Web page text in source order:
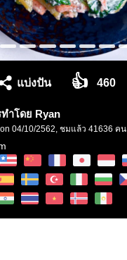
แบ่งปัน 👍 460
ำโดย Ryan
04/10/2562, ชมแล้ว 41636 คน